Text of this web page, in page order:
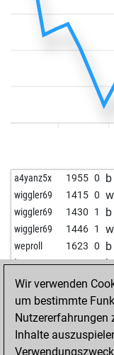
a4yanz5x 1955 0 b
wiggler69 1415 0 w
wiggler69 1430 1 b
wiggler69 1446 1 w
weproll 1623 0 b
liono822 1363 1 b
novan123 1327 1 w
novan123 1344 1 b
gwf2 961 1 w
gwf2 964 1 b
gianolio 1125 1 w
Wir verwenden
um bestimmte
Nutzererfahrungen
Inhalte